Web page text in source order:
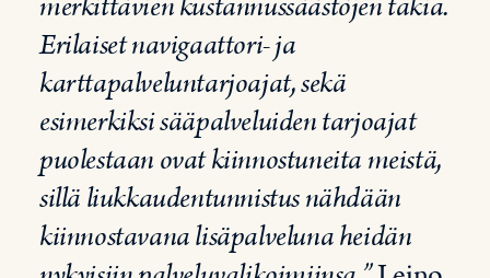
Erilaiset navigaattori- ja
karttapalveluntarjoajat, sekä
esimerkiksi sääpalveluiden tarjoajat
puolestaan ovat kiinnostuneita meistä,
sillä liukkaudentunnistus nähdään
kiinnostavana lisäpalveluna heidän